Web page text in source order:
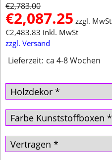
€2,783.00
€2,087.25 zzgl. MwSt
€2,483.83 inkl. MwSt
zzgl. Versand
Lieferzeit: ca 4-8 Wochen